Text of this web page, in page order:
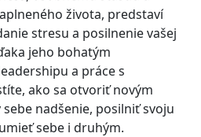
života, predstaví
stresu a posilnenie vašej
jeho bohatým
a práce s
ako sa otvoriť novým
nadšenie, posilniť svoju
sebe i druhým.